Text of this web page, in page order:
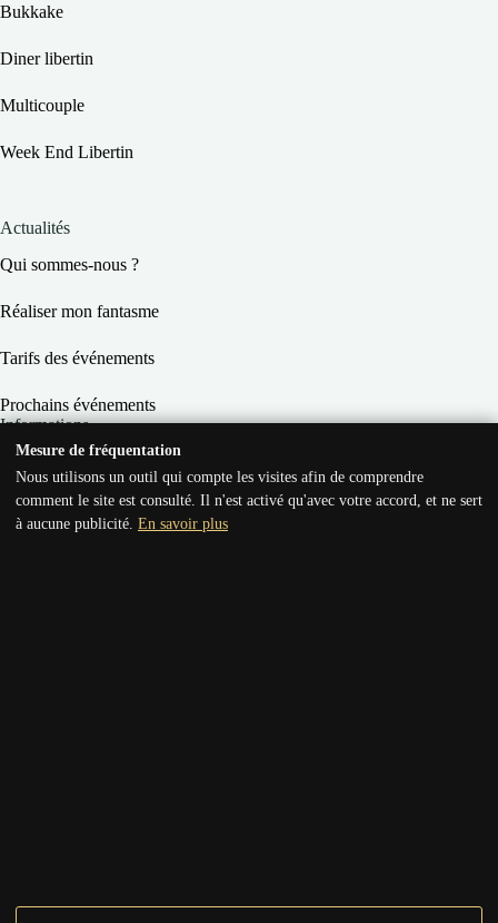
Bukkake
Diner libertin
Multicouple
Week End Libertin
Actualités
Qui sommes-nous ?
Réaliser mon fantasme
Tarifs des événements
Prochains événements
Informations
Conditions Générales de Vente
Conditions Générales d’Utilisation
Mesure de fréquentation
Nous utilisons un outil qui compte les visites afin de comprendre
comment le site est consulté. Il n'est activé qu'avec votre accord, et ne sert
à aucune publicité. En savoir plus